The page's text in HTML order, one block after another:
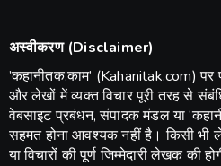
अस्वीकरण (Disclaimer)
​’कहानीतक.काम’ (Kahanitak.com)
और लेखों में व्यक्त विचार पूरी तरह से
वेबसाइट प्रबंधन, संपादक मंडल या
सहमत होना आवश्यक नहीं है। किसी भी
या विचारों की पूर्ण जिम्मेदारी लेखक की